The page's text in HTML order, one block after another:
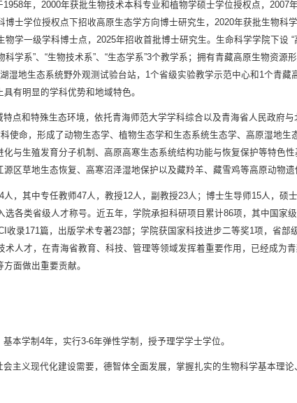
年，2000年获批生物技术本科专业和植物学硕士学位授权点，
博士学位授权点下招收高原生态学方向博士研究生，2020年获批生物
学一级学科博士点，2025年招收首批博士研究生。生命科学学院下设
科学系”、“生物技术系”、“生态学系”3个教学系；拥有青藏高原生物资
湿地生态系统野外观测试验台站，1个省级实验教学示范中心和1个青
有明显的学科优势和地域特色。
点和特殊生态环境，依托青海师范大学学科综合以及青海省人民政府
科使命，形成了动物生态学、植物生态学和生态系统生态学、高原湿地
与生殖发育分子机制、高原高寒生态系统结构功能与恢复保护等特色
区草地生态恢复、高寒沼泽湿地保护以及藏羚羊、藏雪鸡等高原动物
，其中专任教师47人，教授12人，副教授23人；博士生导师15人，硕
选各类省级人才称号。近五年，学院承担科研项目累计86项，其中国家
收录171篇，出版学术专著23部；学院获国家科技进步二等奖1项，省
术人才，在青海省教育、科技、管理等领域发挥着重要作用，已经成为
面做出重要贡献。
本学制4年，实行3-6年弹性学制，授予理学学士学位。
主义现代化建设需要，德智体全面发展，掌握扎实的生物科学基本理